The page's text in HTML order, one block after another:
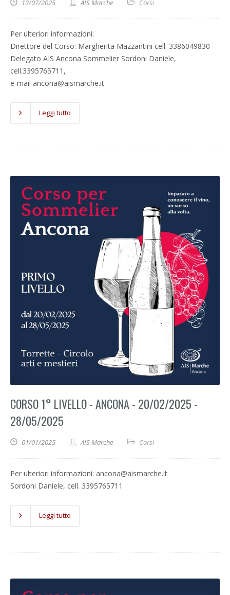
13/07/2025 AIS Marche Corsi
Per ulteriori informazioni:
Direttore del Corso: Margherita Mazzantini cell: 3386049830
Delegato AIS Ancona Sommelier Sordoni Daniele,
cell.3395765711,
e-mail ancona@aismarche.it
Leggi tutto
CORSO 1° LIVELLO - ANCONA - 20/02/2025 -
28/05/2025
01/01/2025 AIS Marche Corsi
Per ulteriori informazioni: ancona@aismarche.it
Sordoni Daniele, cell. 3395765711
Leggi tutto